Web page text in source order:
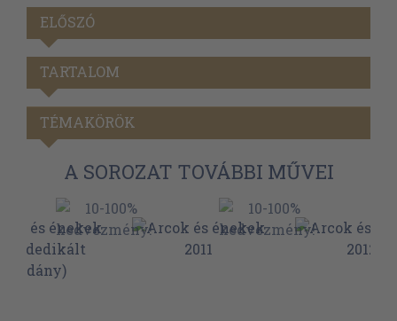
ELŐSZÓ
TARTALOM
TÉMAKÖRÖK
A SOROZAT TOVÁBBI MŰVEI